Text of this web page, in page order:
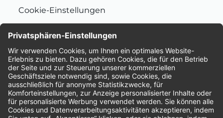
Cookie-Einstellungen
Bewertungen